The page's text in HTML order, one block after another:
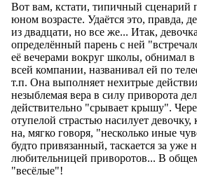
Вот вам, кстати, типичный сценарий
юном возрасте. Удаётся это, правда,
из двадцати, но все же... Итак,
определённый парень с ней
её вечерами вокруг школы, обнимал в
всей компании, названивал ей по
т.п. Она выполняет нехитрые
незыблемая вера в силу приворота
действительно "срывает крышу".
отупелой страстью насилует девочку,
на, мягко говоря, "несколько иные
будто привязанный, таскается за уже
любительницей приворотов... В
"весёлые"!